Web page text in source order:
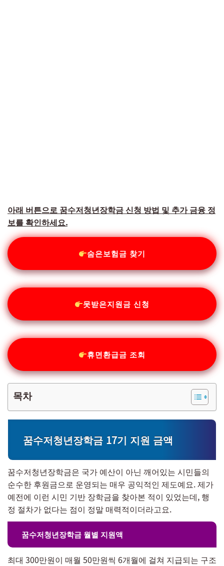
아래 버튼으로 꿈수저청년장학금 신청 방법 및 추가 금융 정
보를 확인하세요.
숨은보험금 찾기
못받은지원금 신청
휴면환급금 조회
목차
꿈수저청년장학금 17기 지원 금액
꿈수저청년장학금은 국가 예산이 아닌 깨어있는 시민들의
순수한 후원금으로 운영되는 매우 공익적인 제도예요. 제가
예전에 이런 시민 기반 장학금을 찾아본 적이 있었는데, 행
정 절차가 없다는 점이 정말 매력적이더라고요.
꿈수저청년장학금 월별 지원액
최대 300만원이 매월 50만원씩 6개월에 걸쳐 지급되는 구조